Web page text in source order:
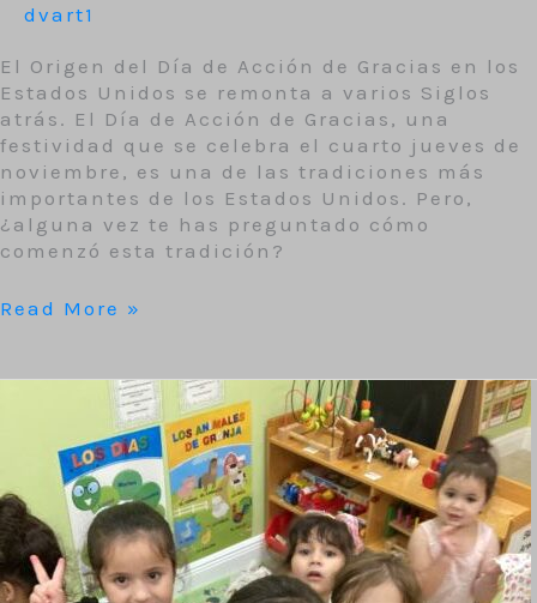
dvart1
El Origen del Día de Acción de Gracias en los
Estados Unidos se remonta a varios Siglos
atrás. El Día de Acción de Gracias, una
festividad que se celebra el cuarto jueves de
noviembre, es una de las tradiciones más
importantes de los Estados Unidos. Pero,
¿alguna vez te has preguntado cómo
comenzó esta tradición?
Read More »
adueñó
de
la
primera
clase